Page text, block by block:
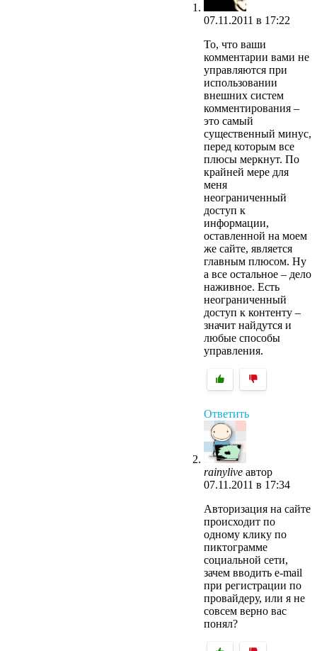
07.11.2011 в 17:22
То, что ваши
комментарии вами не
управляются при
использовании
внешних систем
комментирования –
это самый
существенный минус,
перед которым все
плюсы меркнут. По
крайней мере для
меня
неограниченный
доступ к
информации,
оставленной на моем
же сайте, является
главным плюсом. Ну
а все остальное – дело
наживное. Есть
неограниченный
доступ к контенту –
значит найдутся и
любые способы
управления.
Ответить
rainylive автор
07.11.2011 в 17:34
Авторизация на сайте
происходит по
одному клику по
пиктограмме
социальной сети,
зачем вводить e-mail
при регистрации по
провайдеру, или я не
совсем верно вас
понял?